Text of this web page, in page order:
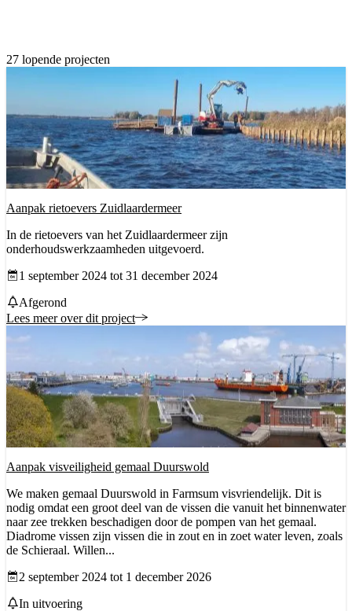
27 lopende projecten
Aanpak rietoevers Zuidlaardermeer
In de rietoevers van het Zuidlaardermeer zijn
onderhoudswerkzaamheden uitgevoerd.
Datum vanaf
1 september 2024 tot 31 december 2024
Status
Afgerond
Lees meer over dit project
Aanpak visveiligheid gemaal Duurswold
We maken gemaal Duurswold in Farmsum visvriendelijk. Dit is
nodig omdat een groot deel van de vissen die vanuit het binnenwater
naar zee trekken beschadigen door de pompen van het gemaal.
Diadrome vissen zijn vissen die in zout en in zoet water leven, zoals
de Schieraal. Willen...
Datum vanaf
2 september 2024 tot 1 december 2026
Status
In uitvoering